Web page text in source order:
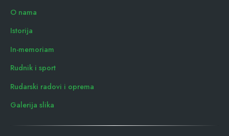
O nama
Istorija
In-memoriam
Rudnik i sport
Rudarski radovi i oprema
Galerija slika